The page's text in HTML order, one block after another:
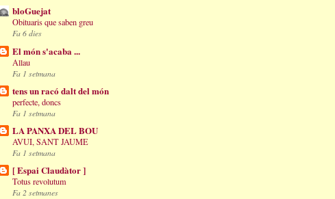
bloGuejat
Obituaris que saben greu
Fa 6 dies
El món s'acaba ...
Allau
Fa 1 setmana
tens un racó dalt del món
perfecte, doncs
Fa 1 setmana
LA PANXA DEL BOU
AVUI, SANT JAUME
Fa 1 setmana
[ Espai Claudàtor ]
Totus revolutum
Fa 2 setmanes